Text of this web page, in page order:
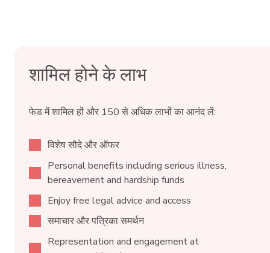
शामिल होने के लाभ
फेड में शामिल हों और 150 से अधिक लाभों का आनंद लें:
विशेष सौदे और ऑफर
Personal benefits including serious illness,
bereavement and hardship funds
Enjoy free legal advice and access
समाचार और पत्रिका समर्थन
Representation and engagement at